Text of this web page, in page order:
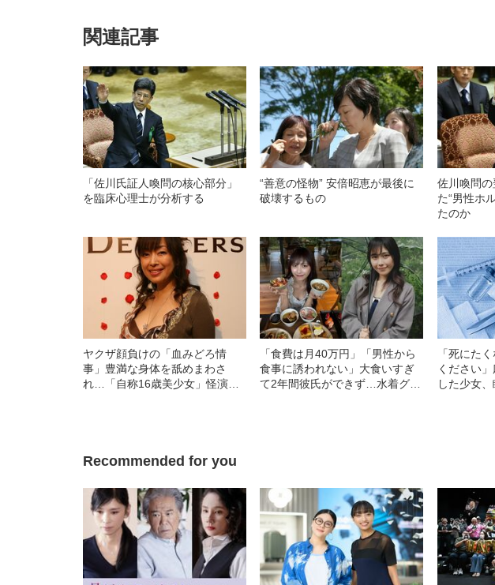
関連記事
「佐川氏証人喚問の核心部分」
を臨床心理士が分析する
“善意の怪物” 安倍昭恵が最後に
破壊するもの
佐川喚問
た“男性ホ
たのか
ヤクザ顔負けの「血みどろ情
事」豊満な身体を舐めまわさ
れ…「自称16歳美少女」怪演
「食費は月40万円」「男性から
食事に誘われない」大食いすぎ
て2年間彼氏ができず…水着グラ
「死にた
ください
した少女、
Recommended for you